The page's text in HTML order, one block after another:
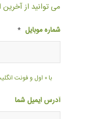
می توانید از
شماره موبایل *
با ۰ اول و فونت انگلیسی لطفا!
آدرس ایمیل شما